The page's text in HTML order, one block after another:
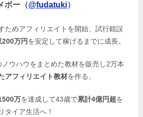
ボー（@fudatuki）
ためアフィリエイトを開始、試行錯誤
200万円を安定して稼げるまでに成長。
ウハウをまとめた教材を販売し2万本
アフィリエイト教材を作る。
万を達成して43歳で累計4億円超を
タイア生活へ！